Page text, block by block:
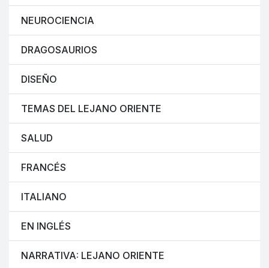
NEUROCIENCIA
DRAGOSAURIOS
DISEÑO
TEMAS DEL LEJANO ORIENTE
SALUD
FRANCÉS
ITALIANO
EN INGLÉS
NARRATIVA: LEJANO ORIENTE